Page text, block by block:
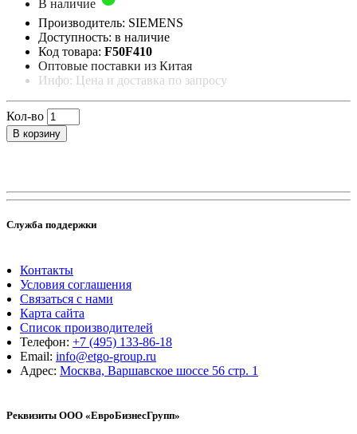
В наличие
Производитель: SIEMENS
Доступность: в наличие
Код товара: F50F410
Оптовые поставки из Китая
Инфо: Цена и доставка по запросу
Кол-во
В корзину
Служба поддержки
Контакты
Условия соглашения
Связаться с нами
Карта сайта
Список производителей
Телефон: +7 (495) 133-86-18
Email: info@etgo-group.ru
Адрес: Москва, Варшавское шоссе 56 стр. 1
Реквизиты ООО «ЕвроБизнесГрупп»